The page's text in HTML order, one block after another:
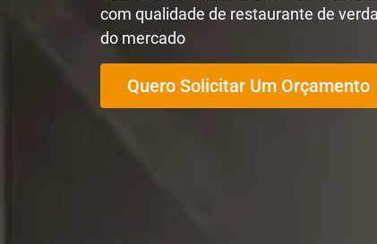
com qualidade de restaurante de
do mercado
Quero Solicitar Um Orçamento